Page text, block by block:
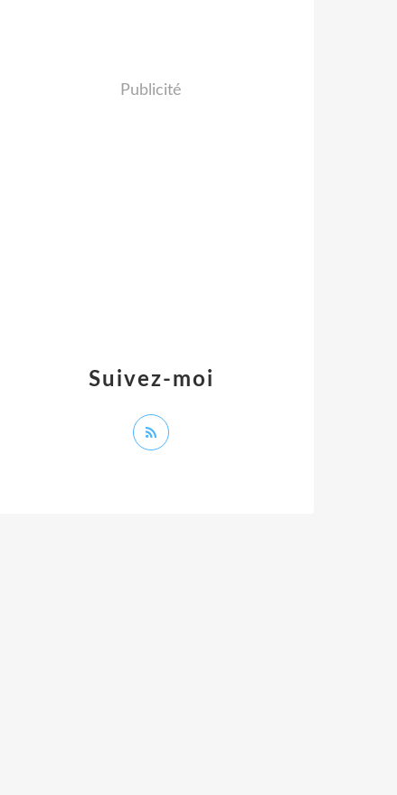
Suivez-moi
Publicité